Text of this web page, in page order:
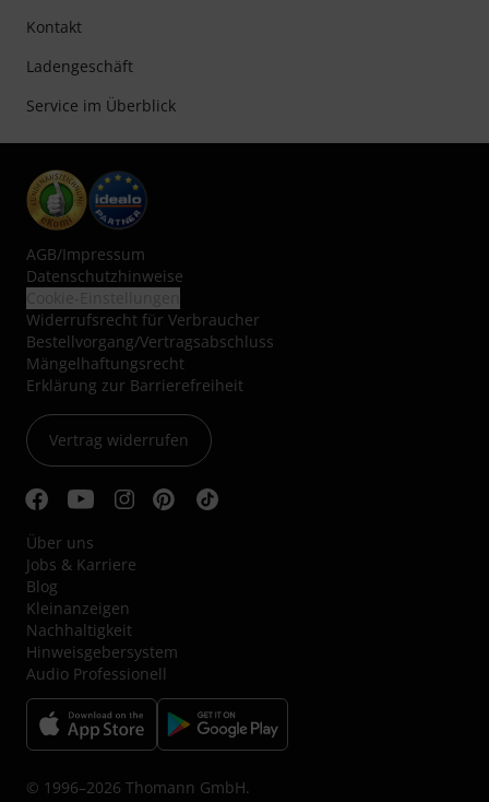
Kontakt
Ladengeschäft
Service im Überblick
AGB/Impressum
Datenschutzhinweise
Widerrufsrecht für Verbraucher
Bestellvorgang/Vertragsabschluss
Mängelhaftungsrecht
Erklärung zur Barrierefreiheit
Vertrag widerrufen
Über uns
Jobs & Karriere
Blog
Kleinanzeigen
Nachhaltigkeit
Hinweisgebersystem
Audio Professionell
© 1996–2026 Thomann GmbH.